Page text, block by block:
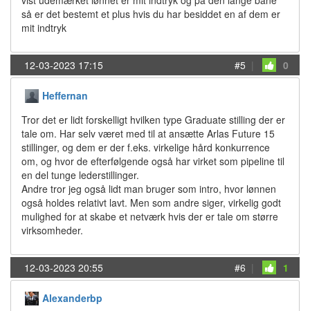
så er det bestemt et plus hvis du har besiddet en af dem er
mit indtryk
12-03-2023 17:15 #5 | 0
Heffernan
Tror det er lidt forskelligt hvilken type Graduate stilling der er
tale om. Har selv været med til at ansætte Arlas Future 15
stillinger, og dem er der f.eks. virkelige hård konkurrence
om, og hvor de efterfølgende også har virket som pipeline til
en del tunge lederstillinger.
Andre tror jeg også lidt man bruger som intro, hvor lønnen
også holdes relativt lavt. Men som andre siger, virkelig godt
mulighed for at skabe et netværk hvis der er tale om større
virksomheder.
12-03-2023 20:55 #6 | 1
Alexanderbp